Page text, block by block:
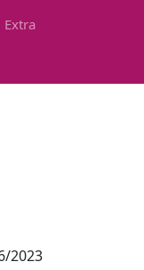
Extra
2023